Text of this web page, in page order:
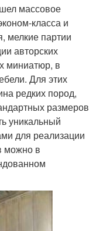
массовое
класса и
мелкие партии
авторских
миниатюр, в
Для этих
редких пород,
размеров
уникальный
для реализации
можно в